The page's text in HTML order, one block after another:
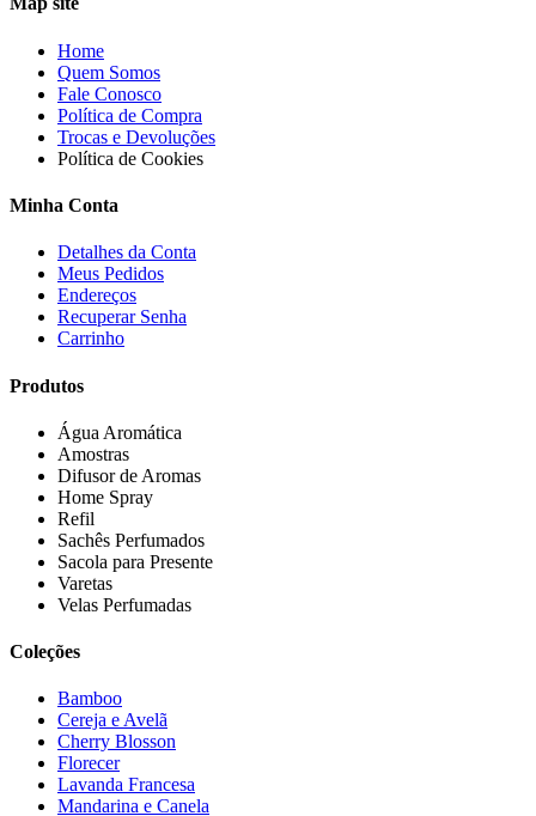
Home
Quem Somos
Fale Conosco
Política de Compra
Trocas e Devoluções
Política de Cookies
Minha Conta
Detalhes da Conta
Meus Pedidos
Endereços
Recuperar Senha
Carrinho
Produtos
Água Aromática
Amostras
Difusor de Aromas
Home Spray
Refil
Sachês Perfumados
Sacola para Presente
Varetas
Velas Perfumadas
Coleções
Bamboo
Cereja e Avelã
Cherry Blosson
Florecer
Lavanda Francesa
Mandarina e Canela